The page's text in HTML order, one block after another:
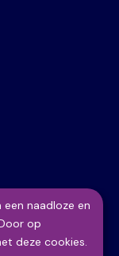
naadloze en
op
deze cookies.